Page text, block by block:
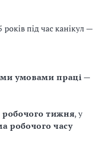
років під час канікул —
умовами праці —
тижня, у
робочого часу